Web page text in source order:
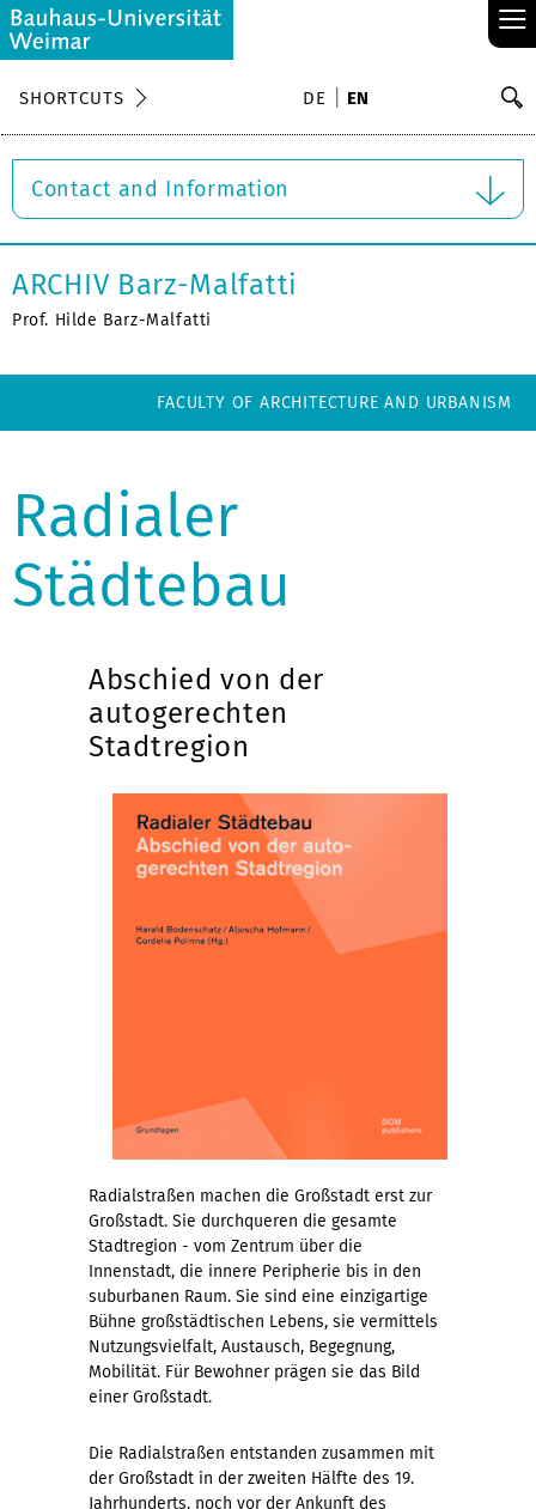
≡
SHORTCUTS DE EN
Contact and Information
ARCHIV Barz-Malfatti
Prof. Hilde Barz-Malfatti
FACULTY OF ARCHITECTURE AND URBANISM
Radialer
Städtebau
Abschied von der
autogerechten
Stadtregion
Radialstraßen machen die Großstadt erst zur
Großstadt. Sie durchqueren die gesamte
Stadtregion - vom Zentrum über die
Innenstadt, die innere Peripherie bis in den
suburbanen Raum. Sie sind eine einzigartige
Bühne großstädtischen Lebens, sie vermittels
Nutzungsvielfalt, Austausch, Begegnung,
Mobilität. Für Bewohner prägen sie das Bild
einer Großstadt.
Die Radialstraßen entstanden zusammen mit
der Großstadt in der zweiten Hälfte des 19.
Jahrhunderts, noch vor der Ankunft des